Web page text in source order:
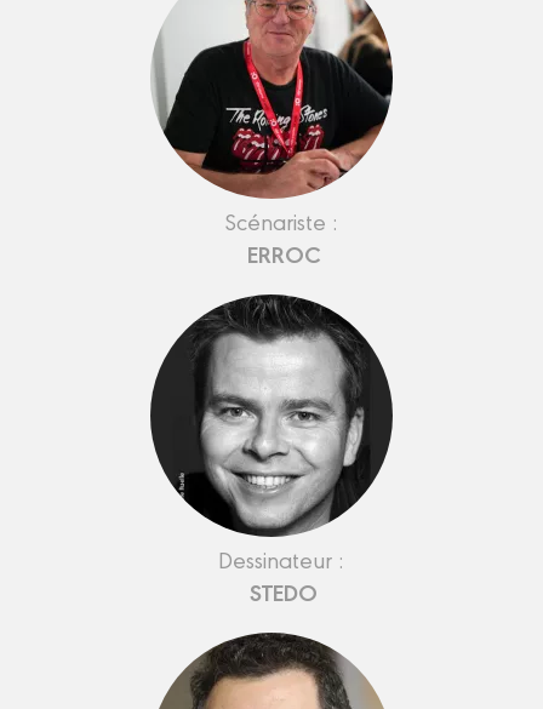
Scénariste :
ERROC
Dessinateur :
STEDO